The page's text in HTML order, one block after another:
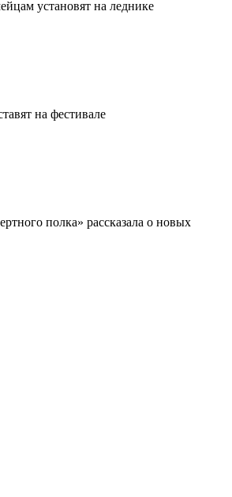
установят на леднике
на фестивале
полка» рассказала о новых